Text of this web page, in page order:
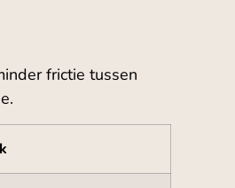
frictie tussen